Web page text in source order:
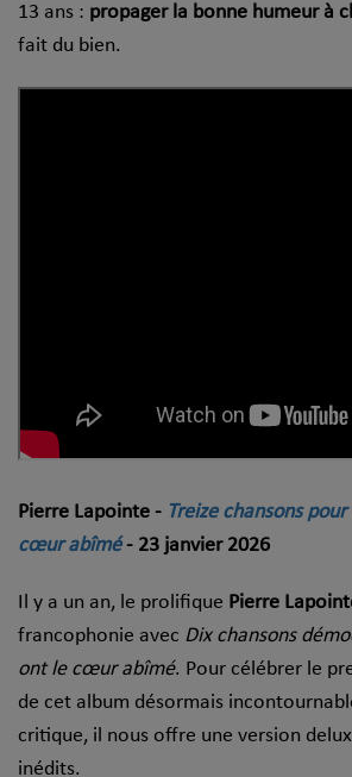
13 ans : propager la bonne humeur à
fait du bien.
Pierre Lapointe - Treize chansons
cœur abîmé- 23 janvier 2026
Il y a un an, le prolifique Pierre
francophonie avec Dix chansons
ont le cœur abîmé. Pour célébrer le
de cet album désormais
critique, il nous offre une version
inédits.